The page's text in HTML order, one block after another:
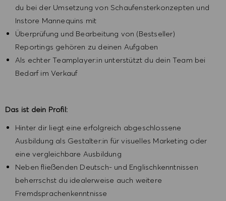
du bei der Umsetzung von Schaufensterkonzepten und
Instore Mannequins mit
Überprüfung und Bearbeitung von (Bestseller)
Reportings gehören zu deinen Aufgaben
Als echter Teamplayer:in unterstützt du dein Team bei
Bedarf im Verkauf
Das ist dein Profil:
Hinter dir liegt eine erfolgreich abgeschlossene
Ausbildung als Gestalter:in für visuelles Marketing oder
eine vergleichbare Ausbildung
Neben fließenden Deutsch- und Englischkenntnissen
beherrschst du idealerweise auch weitere
Fremdsprachenkenntnisse